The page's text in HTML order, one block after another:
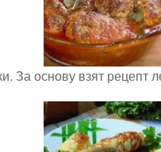
За основу взят рецепт